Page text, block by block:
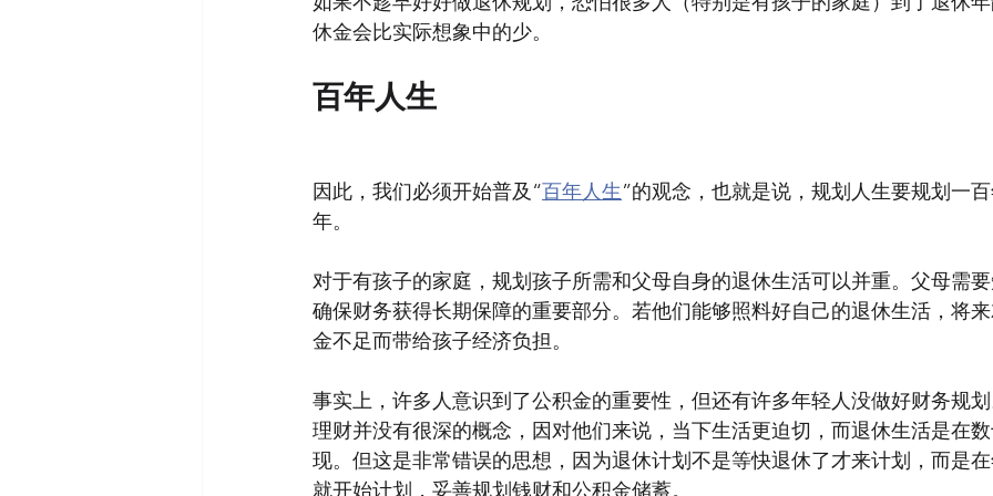
休金会比实际想象中的少。
百年人生
因此，我们必须开始普及 “百年人生”的观念，也就是说，规划人生要规划一
年。
对于有孩子的家庭，规划孩子所需和父母自身的退休生活可以并重。父母需
确保财务获得长期保障的重要部分。若他们能够照料好自己的退休生活，将
金不足而带给孩子经济负担。
事实上，许多人意识到了公积金的重要性，但还有许多年轻人没做好财务规
理财并没有很深的概念，因对他们来说，当下生活更迫切，而退休生活是在
现。但这是非常错误的思想，因为退休计划不是等快退休了才来计划，而是在
就开始计划，妥善规划钱财和公积金储蓄。